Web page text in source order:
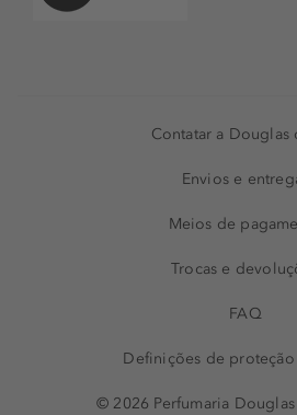
Contatar a Douglas
Envios e
Meios de
Trocas e
FAQ
Definições de
© 2026 Perfumaria